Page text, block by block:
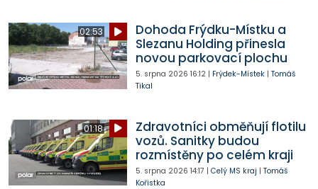
02:53
Dohoda Frýdku-Místku a
Slezanu Holding přinesla
novou parkovací plochu
5. srpna 2026 16:12| Frýdek-Místek| Tomáš
Tikal
01:18
Zdravotníci obměňují flotilu
vozů. Sanitky budou
rozmístěny po celém kraji
5. srpna 2026 14:17 | Celý MS kraj | Tomáš
Kořistka